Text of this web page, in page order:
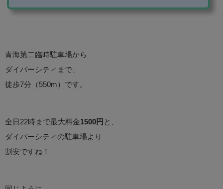
しない状態でアプリを起動すると、位置情報をオンに
青海第二臨時駐車場から
ダイバーシティまで、
徒歩7分（550m）です。
全日22時まで最大料金1500円 と、
ダイバーシティの駐車場より
割安ですね！